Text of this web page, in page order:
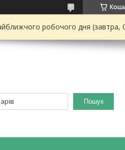
робочого дня (завтра,
Пошук